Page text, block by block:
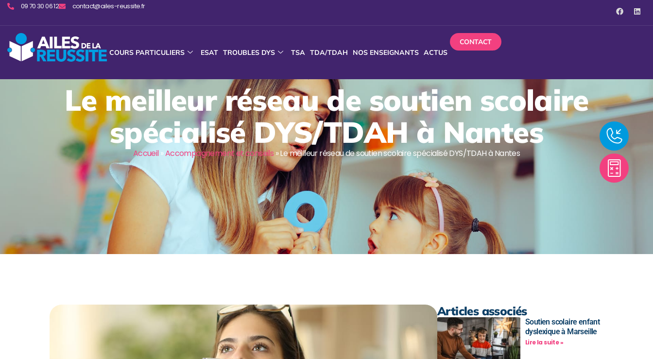
09 70 30 06 12 contact@ailes-reussite.fr
COURS PARTICULIERS ESAT TROUBLES DYS TSA TDA/TDAH NOS ENSEIGNANTS ACTUS
CONTACT
Le meilleur réseau de soutien scolaire
spécialisé DYS/TDAH à Nantes
Accueil»Accompagnement et conseils »Le meilleur réseau de soutien scolaire spécialisé DYS/TDAH à Nantes
Articles associés
Soutien scolaire enfant
dyslexique à Marseille
Lire la suite »